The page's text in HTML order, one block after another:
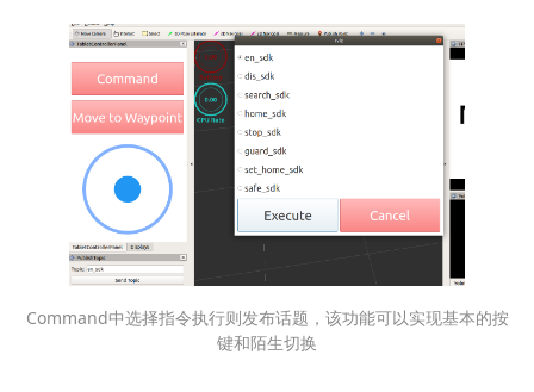
Command中选择指令执行则发布话题，该功能可以实现基本的按
键和陌生切换